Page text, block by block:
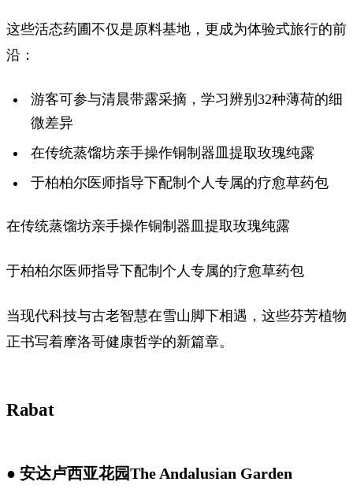
这些活态药圃不仅是原料基地，更成为体验式旅行的前
沿：
游客可参与清晨带露采摘，学习辨别32种薄荷的细
微差异
在传统蒸馏坊亲手操作铜制器皿提取玫瑰纯露
于柏柏尔医师指导下配制个人专属的疗愈草药包
在传统蒸馏坊亲手操作铜制器皿提取玫瑰纯露
于柏柏尔医师指导下配制个人专属的疗愈草药包
当现代科技与古老智慧在雪山脚下相遇，这些芬芳植物
正书写着摩洛哥健康哲学的新篇章。
Rabat
● 安达卢西亚花园The Andalusian Garden